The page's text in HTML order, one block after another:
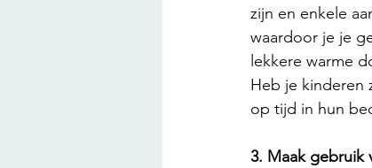
zijn en enkele
waardoor je je
lekkere warme
Heb je kinderen
op tijd in hun
3. Maak gebruik